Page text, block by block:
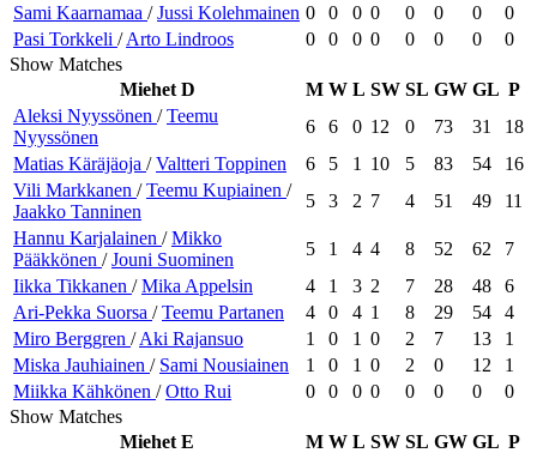
Sami Kaarnamaa /Jussi Kolehmainen 0 0 0 0 0 0 0
0
Pasi Torkkeli /Arto Lindroos 0 0 0 0 0 0 0
0
Show Matches
Miehet D
M W L SW SL GW GL P
Aleksi Nyyssönen /Teemu
Nyyssönen
6 6 0 12 0 73 31
18
Matias Käräjäoja /Valtteri Toppinen 6 5 1 10 5 83 54
16
Vili Markkanen /Teemu Kupiainen /
Jaakko Tanninen
5 3 2 7 4 51 49
11
Hannu Karjalainen /Mikko
Pääkkönen /Jouni Suominen
5 1 4 4 8 52 62
7
Iikka Tikkanen /Mika Appelsin 4 1 3 2 7 28 48
6
Ari-Pekka Suorsa /Teemu Partanen 4 0 4 1 8 29 54
4
Miro Berggren /Aki Rajansuo 1 0 1 0 2 7 13
1
Miska Jauhiainen / Sami Nousiainen 1 0 1 0 2 0 12
1
Miikka Kähkönen /Otto Rui 0 0 0 0 0 0 0
0
Show Matches
Miehet E
M W L SW SL GW GL P